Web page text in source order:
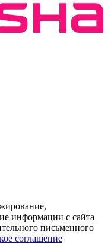
информации с сайта
письменного
соглашение